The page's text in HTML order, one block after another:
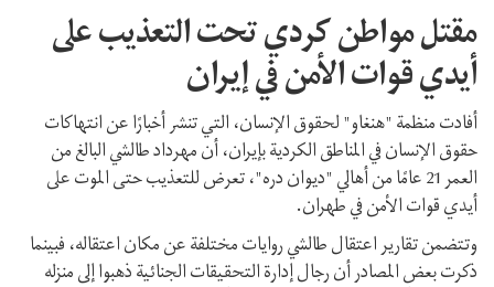
مقتل مواطن كردي تحت التعذيب على
أيدي قوات الأمن في إيران
أفادت منظمة "هنغاو" لحقوق الإنسان، التي تنشر أخبارًا عن انتهاكات
حقوق الإنسان في المناطق الكردية بإيران، أن مهرداد طالشي البالغ من
العمر 21 عامًا من أهالي "ديوان دره"، تعرض للتعذيب حتى الموت على
أيدي قوات الأمن في طهران.
وتتضمن تقارير اعتقال طالشي روايات مختلفة عن مكان اعتقاله، فبينما
ذكرت بعض المصادر أن رجال إدارة التحقيقات الجنائية ذهبوا إلى منزله